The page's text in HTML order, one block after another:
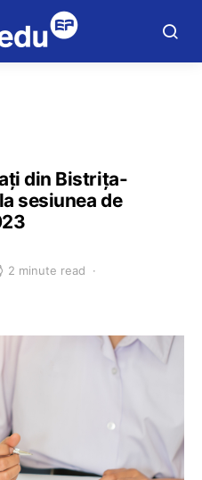
din Bistrița-
sesiunea de
2 minute read